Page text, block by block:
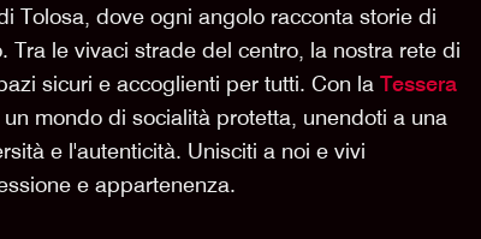
Tolosa, dove ogni angolo racconta storie di
Tra le vivaci strade del centro, la nostra rete di
sicuri e accoglienti per tutti. Con la Tessera
un mondo di socialità protetta, unendoti a una
e l'autenticità. Unisciti a noi e vivi
e appartenenza.